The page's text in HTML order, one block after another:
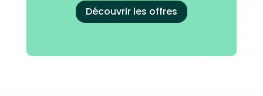
Découvrir les offres